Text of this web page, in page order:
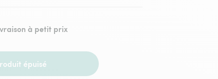
à petit prix
épuisé